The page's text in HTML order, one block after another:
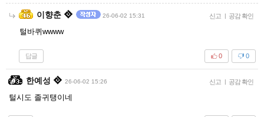
이향춘 26-06-02 15:31 신고 | 공감 확인
털바퀴wwww
답글 0
0
한예성 26-06-02 15:26 신고 | 공감 확인
털시도 졸귀탱이네